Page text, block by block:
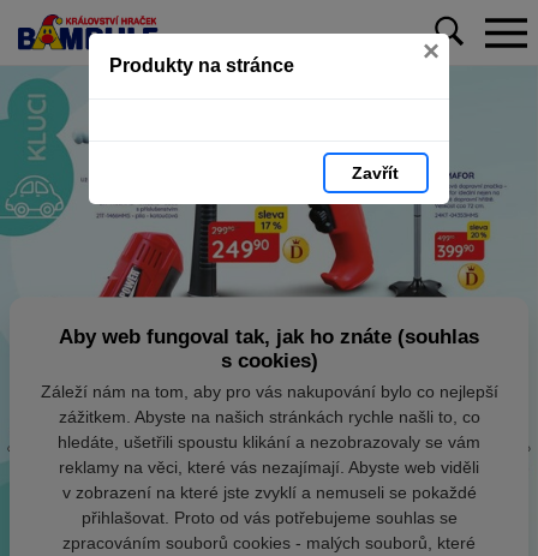
Produkty na stránce ×
Zavřít
Aby web fungoval tak, jak ho znáte (souhlas
s cookies)
Záleží nám na tom, aby pro vás nakupování bylo co nejlepší
zážitkem. Abyste na našich stránkách rychle našli to, co
hledáte, ušetřili spoustu klikání a nezobrazovaly se vám
reklamy na věci, které vás nezajímají. Abyste web viděli
v zobrazení na které jste zvyklí a nemuseli se pokaždé
přihlašovat. Proto od vás potřebujeme souhlas se
zpracováním souborů cookies - malých souborů, které